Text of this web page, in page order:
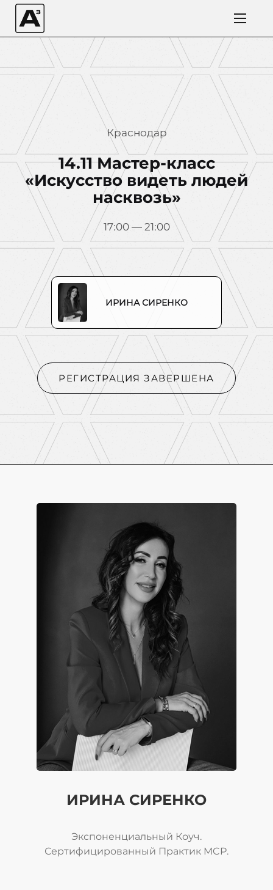
Краснодар
14.11 Мастер-класс
«Искусство видеть людей
насквозь»
17:00 — 21:00
ИРИНА СИРЕНКО
РЕГИСТРАЦИЯ ЗАВЕРШЕНА
ИРИНА СИРЕНКО
Экспоненциальный Коуч.
Сертифицированный Практик MCP.